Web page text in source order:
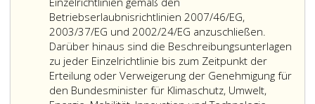
Betriebserlaubnisrichtlinien 2007/46/EG,
2003/37/EG und 2002/24/EG anzuschließen.
Darüber hinaus sind die Beschreibungsunterlagen
zu jeder Einzelrichtlinie bis zum Zeitpunkt der
Erteilung oder Verweigerung der Genehmigung für
den Bundesminister für Klimaschutz, Umwelt,